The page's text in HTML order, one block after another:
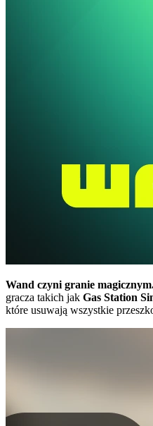
Wand czyni granie
gracza takich jak Gas Station
które usuwają wszystkie